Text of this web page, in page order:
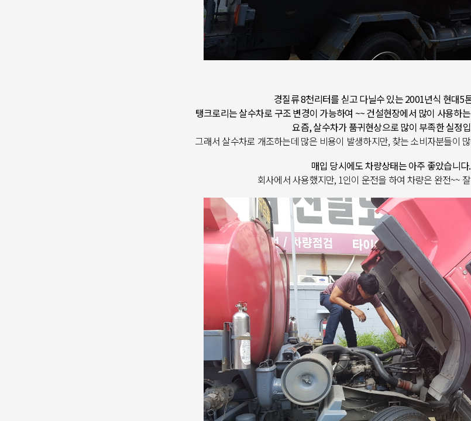
경질류 8천리터를 싣고 다닐수 있는 2001년식 현대5
탱크로리는 살수차로 구조 변경이 가능하여 ~~ 건설현장에서 많이 사용하
요즘, 살수차가 품귀현상으로 많이 부족한 실정
그래서 살수차로 개조하는데 많은 비용이 발생하지만, 찾는 소비자분들이
매입 당시에도 차량상태는 아주 좋았습니다.
회사에서 사용했지만, 1인이 운전을 하여 차량은 완전~~